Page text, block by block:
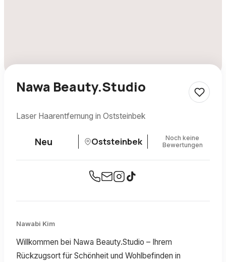
Nawa Beauty.Studio
Laser Haarentfernung in Oststeinbek
Neu Oststeinbek
Noch keine
Bewertungen
Nawabi Kim
Willkommen bei Nawa Beauty.Studio – Ihrem
Rückzugsort für Schönheit und Wohlbefinden in